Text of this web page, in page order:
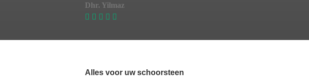
Dhr. Yilmaz
Alles voor uw schoorsteen